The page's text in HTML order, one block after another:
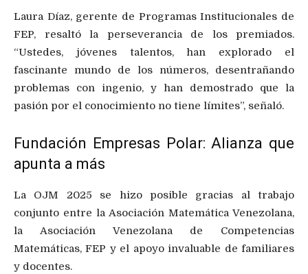
Laura Díaz, gerente de Programas Institucionales de
FEP, resaltó la perseverancia de los premiados.
“Ustedes, jóvenes talentos, han explorado el
fascinante mundo de los números, desentrañando
problemas con ingenio, y han demostrado que la
pasión por el conocimiento no tiene límites”, señaló.
Fundación Empresas Polar: Alianza que
apunta a más
La OJM 2025 se hizo posible gracias al trabajo
conjunto entre la Asociación Matemática Venezolana,
la Asociación Venezolana de Competencias
Matemáticas, FEP y el apoyo invaluable de familiares
y docentes.